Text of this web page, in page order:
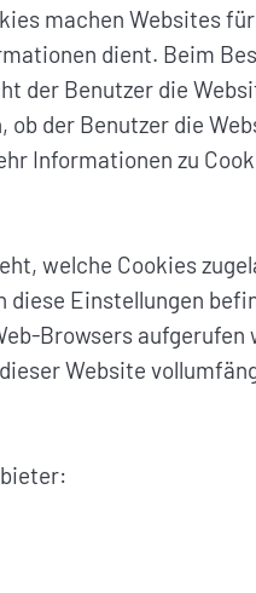
machen Websites
dient. Beim
der Benutzer die
ob der Benutzer die
Informationen zu
welche Cookies
diese Einstellungen
Browsers
Website